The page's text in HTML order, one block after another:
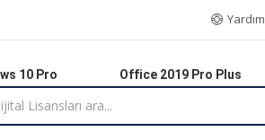
Yardım
10 Pro Office 2019 Pro Plus